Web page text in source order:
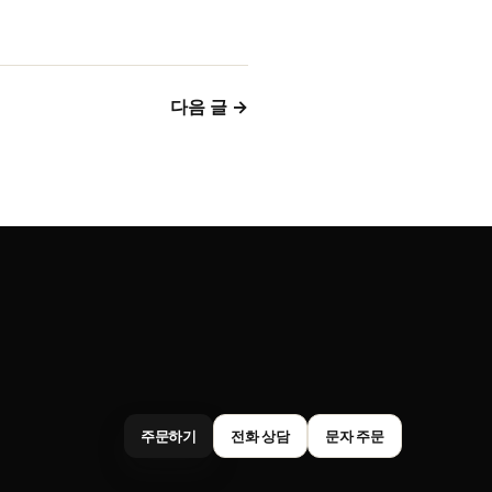
다음 글 →
주문하기 전화 상담 문자 주문